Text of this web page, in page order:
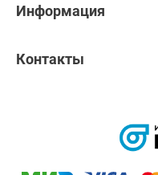
Информация
Контакты